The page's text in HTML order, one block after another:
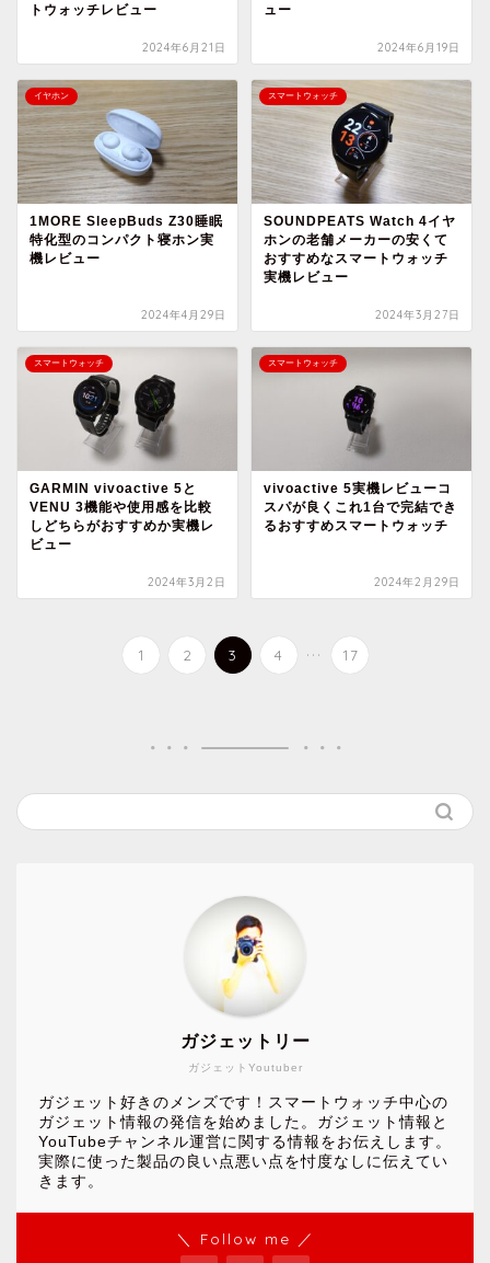
トウォッチレビュー
2024年6月21日
ュー
2024年6月19日
イヤホン
1MORE SleepBuds Z30睡眠
特化型のコンパクト寝ホン実
機レビュー
2024年4月29日
スマートウォッチ
SOUNDPEATS Watch 4イヤ
ホンの老舗メーカーの安くて
おすすめなスマートウォッチ
実機レビュー
2024年3月27日
スマートウォッチ
GARMIN vivoactive 5と
VENU 3機能や使用感を比較
しどちらがおすすめか実機レ
ビュー
2024年3月2日
スマートウォッチ
vivoactive 5実機レビューコ
スパが良くこれ1台で完結でき
るおすすめスマートウォッチ
2024年2月29日
1 2 3 4 ... 17
ガジェットYoutuber
ガジェットリー
ガジェット好きのメンズです！スマートウォッチ中心の
ガジェット情報の発信を始めました。ガジェット情報と
YouTubeチャンネル運営に関する情報をお伝えします。
実際に使った製品の良い点悪い点を忖度なしに伝えてい
きます。
＼ Follow me ／